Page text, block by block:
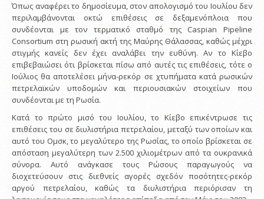
Όπως αναφέρει το δημοσίευμα, στον απολογισμό του Ιουλίου δεν
περιλαμβάνονται οκτώ επιθέσεις σε δεξαμενόπλοια που
συνδέονται με τον τερματικό σταθμό της Caspian Pipeline
Consortium στη ρωσική ακτή της Μαύρης Θάλασσας, καθώς μέχρι
στιγμής κανείς δεν έχει αναλάβει την ευθύνη. Αν το Κίεβο
επιβεβαιώσει ότι βρίσκεται πίσω από αυτές τις επιθέσεις, τότε ο
Ιούλιος θα αποτελέσει μήνα-ρεκόρ σε χτυπήματα κατά ρωσικών
πετρελαϊκών υποδομών και περιουσιακών στοιχείων που
συνδέονται με τη Ρωσία.
Κατά το πρώτο μισό του Ιουλίου, το Κίεβο επικέντρωσε τις
επιθέσεις του σε διυλιστήρια πετρελαίου, μεταξύ των οποίων και
αυτό του Ομσκ, το μεγαλύτερο της Ρωσίας, το οποίο βρίσκεται σε
απόσταση μεγαλύτερη των 2.500 χιλιομέτρων από τα ουκρανικά
σύνορα. Αυτό ανάγκασε τους Ρώσους παραγωγούς να
διοχετεύσουν στις διεθνείς αγορές σχεδόν ποσότητες-ρεκόρ
αργού πετρελαίου, καθώς τα διυλιστήρια περιόρισαν τη